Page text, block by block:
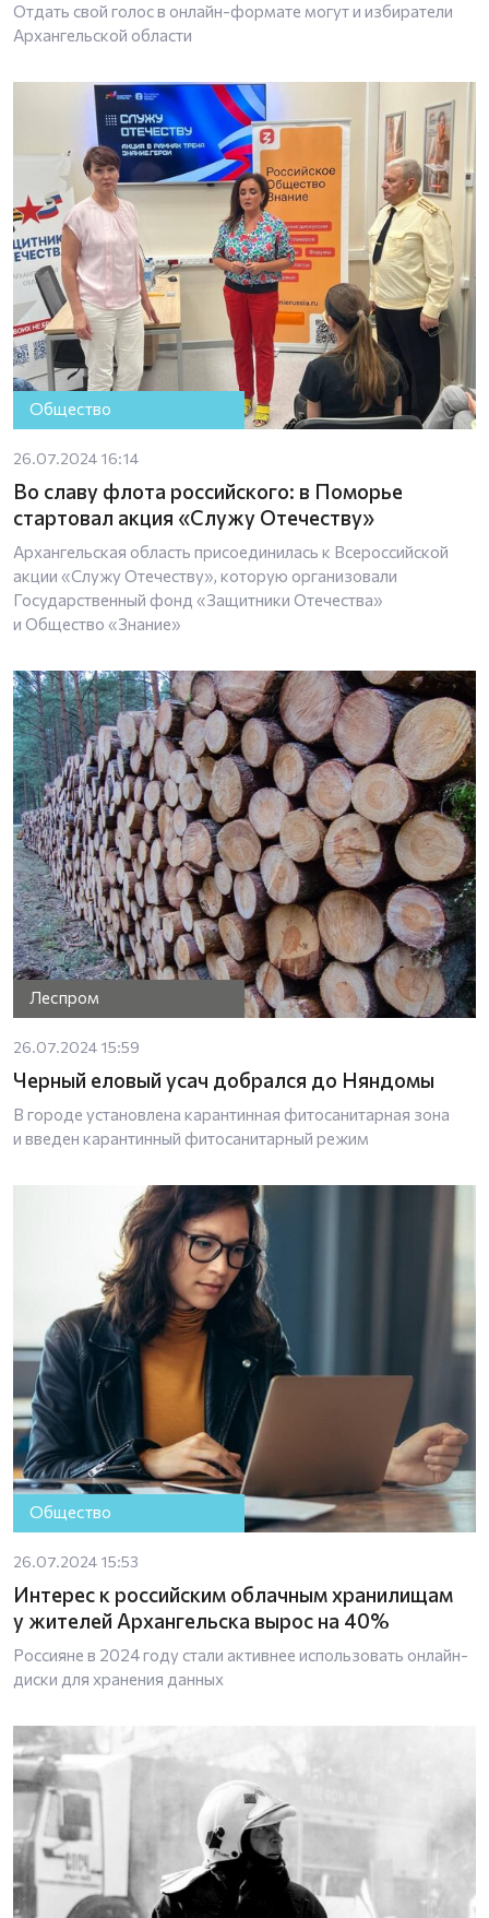
Отдать свой голос в онлайн-формате могут и избиратели
Архангельской области
Общество
26.07.2024 16:14
Во славу флота российского: в Поморье
стартовал акция «Служу Отечеству»
Архангельская область присоединилась к Всероссийской
акции «Служу Отечеству», которую организовали
Государственный фонд «Защитники Отечества»
и Общество «Знание»
Леспром
26.07.2024 15:59
Черный еловый усач добрался до Няндомы
В городе установлена карантинная фитосанитарная зона
и введен карантинный фитосанитарный режим
Общество
26.07.2024 15:53
Интерес к российским облачным хранилищам
у жителей Архангельска вырос на 40%
Россияне в 2024 году стали активнее использовать онлайн-
диски для хранения данных